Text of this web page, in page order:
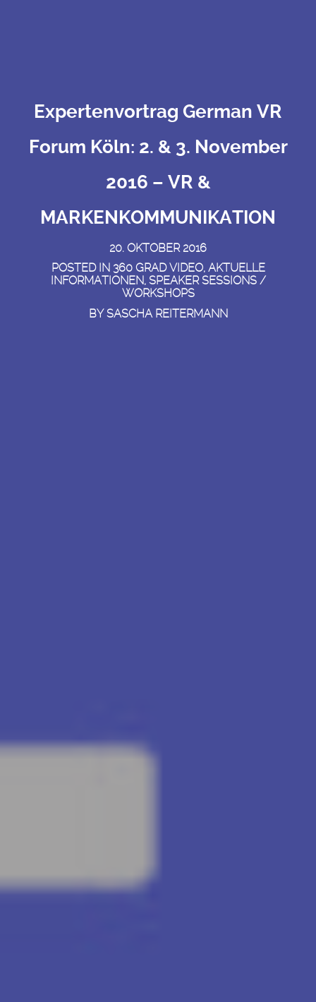
Expertenvortrag German VR
Forum Köln: 2. & 3. November
2016 – VR &
MARKENKOMMUNIKATION
20. OKTOBER 2016
POSTED IN 360 GRAD VIDEO, AKTUELLE
INFORMATIONEN, SPEAKER SESSIONS /
WORKSHOPS
BYSASCHA REITERMANN